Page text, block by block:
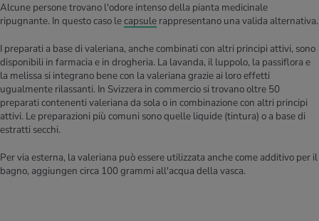
Alcune persone trovano l'odore intenso della pianta medicinale
ripugnante. In questo caso lecapsule rappresentano una valida alternativa.
I preparati a base di valeriana, anche combinati con altri principi attivi, sono
disponibili in farmacia e in drogheria. La lavanda, il luppolo, la passiflora e
la melissa si integrano bene con la valeriana grazie ai loro effetti
ugualmente rilassanti. In Svizzera in commercio si trovano oltre 50
preparati contenenti valeriana da sola o in combinazione con altri principi
attivi. Le preparazioni più comuni sono quelle liquide (tintura) o a base di
estratti secchi.
Per via esterna, la valeriana può essere utilizzata anche come additivo per il
bagno, aggiungen circa 100 grammi all'acqua della vasca.